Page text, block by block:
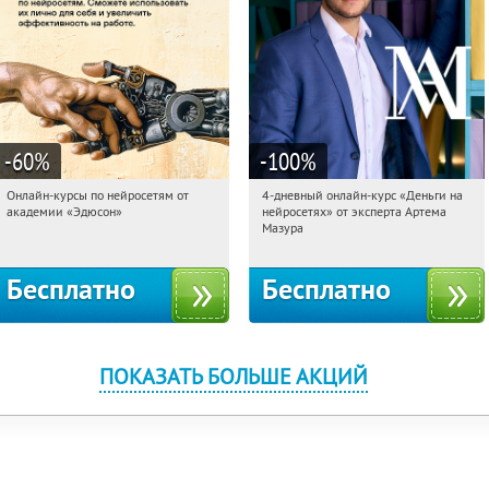
-60%
01:13:10 Получили:
Онлайн-курсы по нейросетям от
академии «Эдюсон»
Бесплатно
-100%
01:13:10 Получили: 191
Россия
4-дневный онлайн-курс «Деньги на
нейросетях» от эксперта Артема
Мазура
Бесплатно
ПОКАЗАТЬ БОЛЬШЕ АКЦИЙ